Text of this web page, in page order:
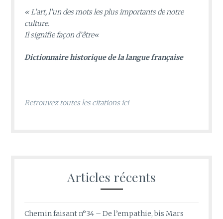
«L’art, l’un des mots les plus importants de notre
culture.
Il signifie façon d’être«
Dictionnaire historique de la langue française
Retrouvez toutes les citations ici
Articles récents
Chemin faisant n°34 – De l’empathie, bis Mars